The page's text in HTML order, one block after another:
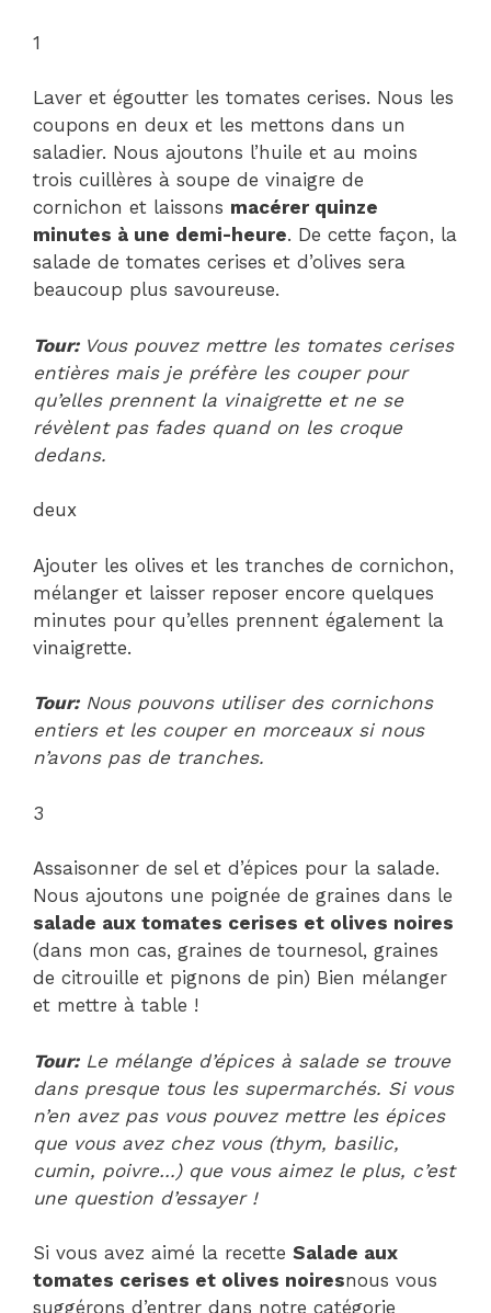
1
Laver et égoutter les tomates cerises. Nous les
coupons en deux et les mettons dans un
saladier. Nous ajoutons l’huile et au moins
trois cuillères à soupe de vinaigre de
cornichon et laissons macérer quinze
minutes à une demi-heure. De cette façon, la
salade de tomates cerises et d’olives sera
beaucoup plus savoureuse.
Tour:Vous pouvez mettre les tomates cerises
entières mais je préfère les couper pour
qu’elles prennent la vinaigrette et ne se
révèlent pas fades quand on les croque
dedans.
deux
Ajouter les olives et les tranches de cornichon,
mélanger et laisser reposer encore quelques
minutes pour qu’elles prennent également la
vinaigrette.
Tour:Nous pouvons utiliser des cornichons
entiers et les couper en morceaux si nous
n’avons pas de tranches.
3
Assaisonner de sel et d’épices pour la salade.
Nous ajoutons une poignée de graines dans le
salade aux tomates cerises et olives noires
(dans mon cas, graines de tournesol, graines
de citrouille et pignons de pin) Bien mélanger
et mettre à table !
Tour:Le mélange d’épices à salade se trouve
dans presque tous les supermarchés. Si vous
n’en avez pas vous pouvez mettre les épices
que vous avez chez vous (thym, basilic,
cumin, poivre…) que vous aimez le plus, c’est
une question d’essayer !
Si vous avez aimé la recette Salade aux
tomates cerises et olives noiresnous vous
suggérons d’entrer dans notre catégorie